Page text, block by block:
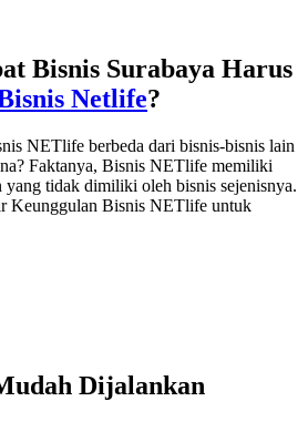
Bisnis Surabaya Harus
Netlife?
NETlife berbeda dari bisnis-bisnis lain
Faktanya, Bisnis NETlife memiliki
yang tidak dimiliki oleh bisnis sejenisnya.
Keunggulan Bisnis NETlife untuk
Dijalankan